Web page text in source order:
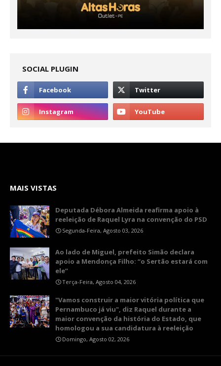
SOCIAL PLUGIN
MAIS VISTAS
Deputada Débora Almeida reafirma apoio à
reeleição de Raquel Lyra na convenção do PSD
Segunda-Feira, Agosto 03, 2026
Ao lado de Miguel, prefeito Simão declara
apoio a Mendonça Filho: “o Sertão estará com
ele”
Terça-Feira, Agosto 04, 2026
"Vamos construir a maior vitória política que
Pernambuco já viu", diz Raquel durante a
maior convenção da história do Estado, que
homologou a sua candidatura à reeleição
Domingo, Agosto 02, 2026